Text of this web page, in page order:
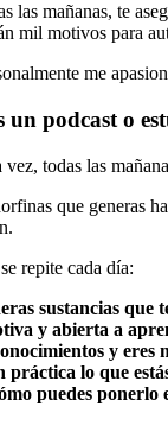
las mañanas, te
mil motivos para
me
un podcast o
todas las
que generas
repite cada día:
sustancias que
y abierta a
y eres
práctica lo que
puedes ponerlo